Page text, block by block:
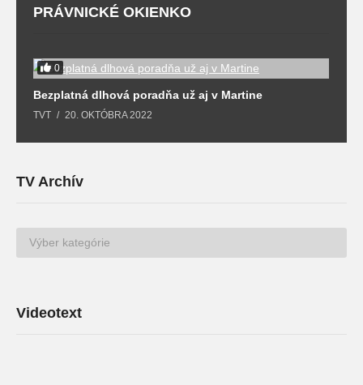
PRÁVNICKÉ OKIENKO
0
Bezplatná dlhová poradňa už aj v Martine
TVT 20. OKTÓBRA 2022
TV Archív
TV
Archív
Videotext